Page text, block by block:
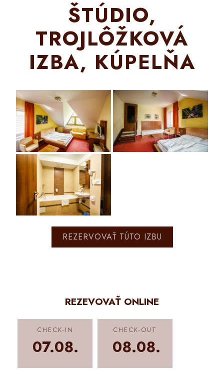
ŠTÚDIO,
TROJLÔŽKOVÁ
IZBA, KÚPELŇA
REZERVOVAŤ TÚTO IZBU
REZEVOVAŤ ONLINE
CHECK-IN
07.08.
CHECK-OUT
08.08.